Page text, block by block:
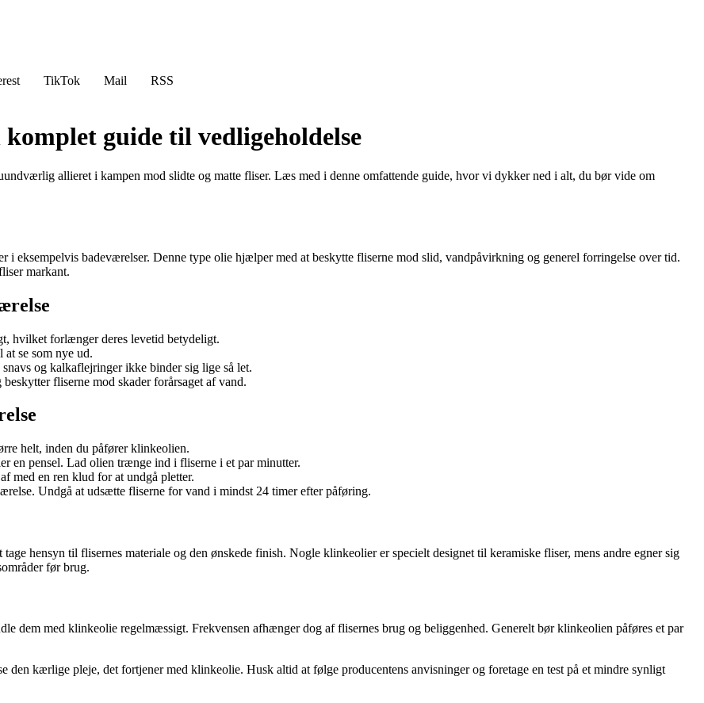
TikTok Mail
RSS
guide til vedligeholdelse
allieret i kampen mod slidte og matte fliser. Læs med i denne omfattende guide, hvor vi dykker ned i alt, du bør vide om
i eksempelvis badeværelser. Denne type olie hjælper med at beskytte fliserne mod slid, vandpåvirkning og generel forringelse over tid.
markant.
hvilket forlænger deres levetid betydeligt.
se som nye ud.
og kalkaflejringer ikke binder sig lige så let.
fliserne mod skader forårsaget af vand.
helt, inden du påfører klinkeolien.
en pensel. Lad olien trænge ind i fliserne i et par minutter.
med en ren klud for at undgå pletter.
Undgå at udsætte fliserne for vand i mindst 24 timer efter påføring.
hensyn til flisernes materiale og den ønskede finish. Nogle klinkeolier er specielt designet til keramiske fliser, mens andre egner sig
før brug.
dem med klinkeolie regelmæssigt. Frekvensen afhænger dog af flisernes brug og beliggenhed. Generelt bør klinkeolien påføres et par
den kærlige pleje, det fortjener med klinkeolie. Husk altid at følge producentens anvisninger og foretage en test på et mindre synligt